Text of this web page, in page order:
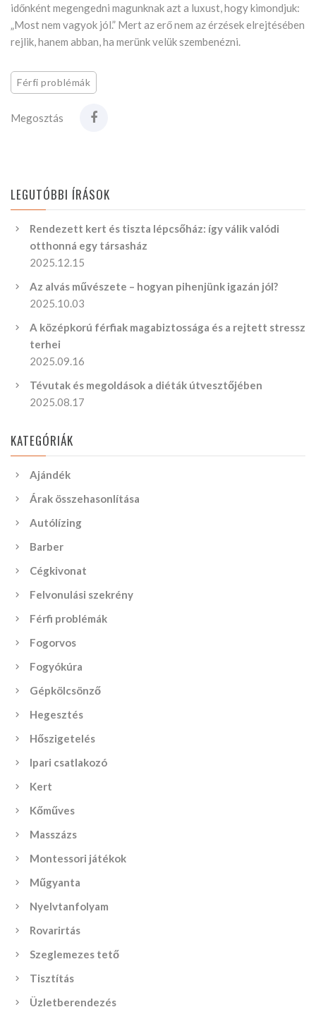
időnként megengedni magunknak azt a luxust, hogy kimondjuk:
„Most nem vagyok jól.” Mert az erő nem az érzések elrejtésében
rejlik, hanem abban, ha merünk velük szembenézni.
Férfi problémák
Megosztás
LEGUTÓBBI ÍRÁSOK
Rendezett kert és tiszta lépcsőház: így válik valódi
otthonná egy társasház
2025.12.15
Az alvás művészete – hogyan pihenjünk igazán jól?
2025.10.03
A középkorú férfiak magabiztossága és a rejtett stressz
terhei
2025.09.16
Tévutak és megoldások a diéták útvesztőjében
2025.08.17
KATEGÓRIÁK
Ajándék
Árak összehasonlítása
Autólízing
Barber
Cégkivonat
Felvonulási szekrény
Férfi problémák
Fogorvos
Fogyókúra
Gépkölcsönző
Hegesztés
Hőszigetelés
Ipari csatlakozó
Kert
Kőműves
Masszázs
Montessori játékok
Műgyanta
Nyelvtanfolyam
Rovarirtás
Szeglemezes tető
Tisztítás
Üzletberendezés